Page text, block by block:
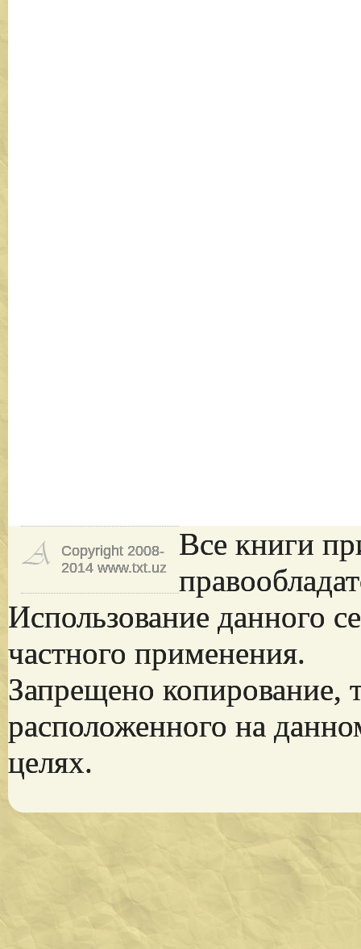
Copyright 2008-
2014 www.txt.uz
Все книги
Использование данного
частного применения.
Запрещено копирование,
расположенного на
целях.